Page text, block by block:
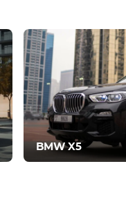
inceleme sonrası
BMW X5